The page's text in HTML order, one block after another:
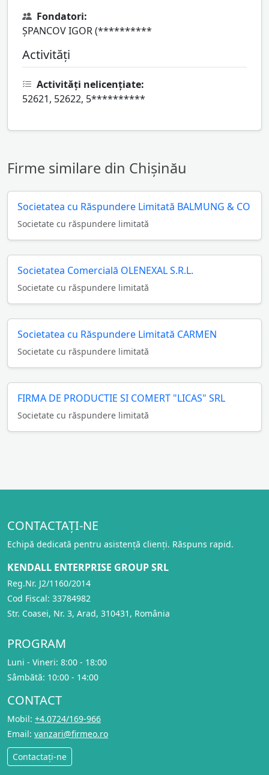
Fondatori:
ŞPANCOV IGOR (**********
Activități
Activități nelicențiate:
52621, 52622, 5**********
Firme similare din Chișinău
Societatea cu Răspundere Limitată BALMUNG & CO
Societate cu răspundere limitată
Societatea Comercială OLENEXAL S.R.L.
Societate cu răspundere limitată
Societatea cu Răspundere Limitată CARMEN
Societate cu răspundere limitată
FIRMA DE PRODUCTIE SI COMERT "LICAS" SRL
Societate cu răspundere limitată
CONTACTAȚI-NE
Echipă dedicată pentru asistență clienți. Răspuns rapid.
KENDALL ENTERPRISE GROUP SRL
Reg.Nr. J2/1160/2014
Cod Fiscal: 33784982
Str. Coasei, Nr. 3, Arad, 310431, România
PROGRAM
Luni - Vineri: 8:00 - 18:00
Sâmbătă: 10:00 - 14:00
CONTACT
Mobil: +4.0724/169-966
Email: vanzari@firmeo.ro
Contactați-ne